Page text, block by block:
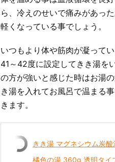
ら、冷えのせいで痛みがあっ
軽くなっている事でしょう。
いつもより体や筋肉が凝って
41～42度に設定してきき湯を
の方が強いと感じた時はお湯
き湯を入れてお風呂で温まる
きます。
きき湯 マグネシウム炭
橘色の湯 360g 透明タイ